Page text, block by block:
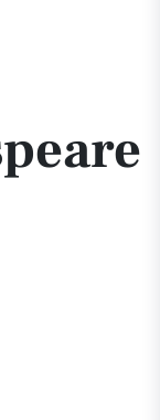
Domkirke